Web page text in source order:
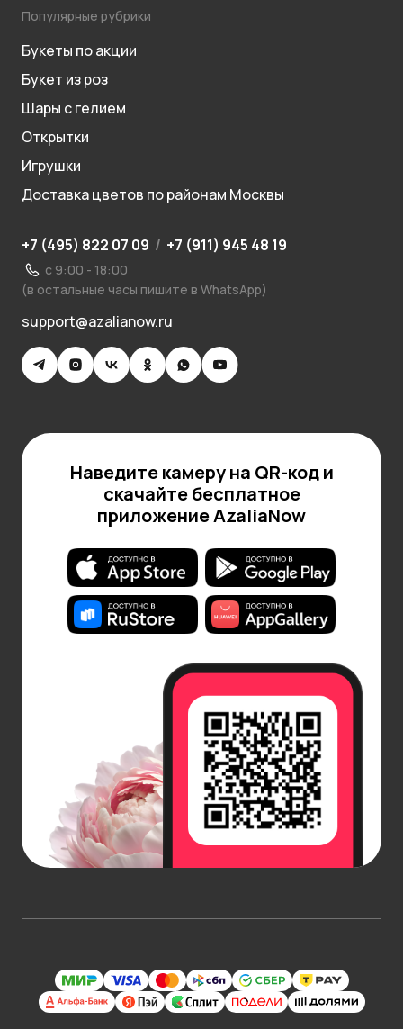
Популярные рубрики
Букеты по акции
Букет из роз
Шары с гелием
Открытки
Игрушки
Доставка цветов по районам Москвы
+7 (495) 822 07 09 / +7 (911) 945 48 19
с 9:00 - 18:00
(в остальные часы пишите в WhatsApp)
support@azalianow.ru
Наведите камеру на QR-код и
скачайте бесплатное
приложение AzaliaNow